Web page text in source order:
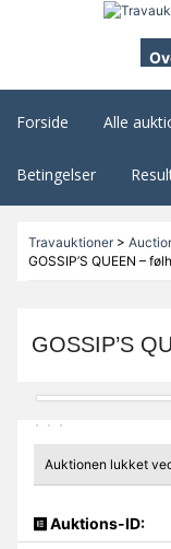
Forside Alle
Betingelser
Travauktioner>
GOSSIP’S QUEEN –
GOSSIP’S
Auktionen lukket
Auktions-ID: